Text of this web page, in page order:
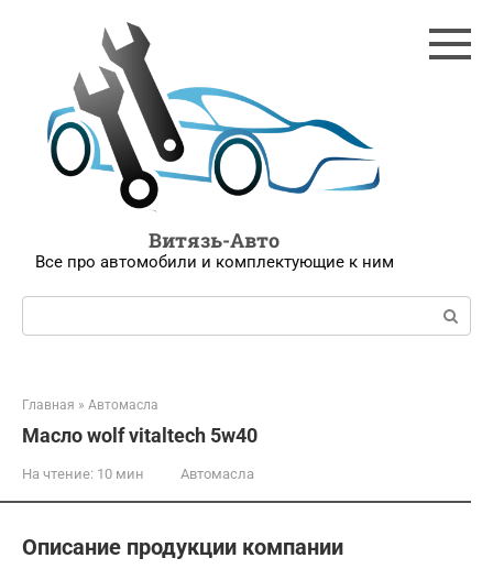
Витязь-Авто
Все про автомобили и комплектующие к ним
Поиск:
Главная » Автомасла
Масло wolf vitaltech 5w40
На чтение: 10 мин Автомасла
Описание продукции компании